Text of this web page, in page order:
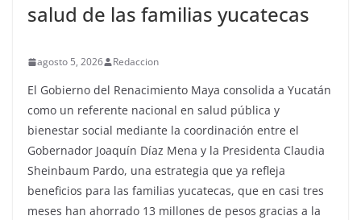
salud de las familias yucatecas
agosto 5, 2026 Redaccion
El Gobierno del Renacimiento Maya consolida a Yucatán
como un referente nacional en salud pública y
bienestar social mediante la coordinación entre el
Gobernador Joaquín Díaz Mena y la Presidenta Claudia
Sheinbaum Pardo, una estrategia que ya refleja
beneficios para las familias yucatecas, que en casi tres
meses han ahorrado 13 millones de pesos gracias a la